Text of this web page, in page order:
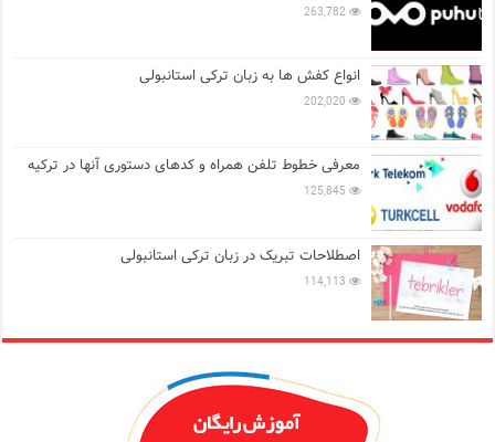
263,782
انواع کفش ها به زبان ترکی استانبولی
202,020
معرفی خطوط تلفن همراه و کدهای دستوری آنها در ترکیه
125,845
اصطلاحات تبریک در زبان ترکی استانبولی
114,113